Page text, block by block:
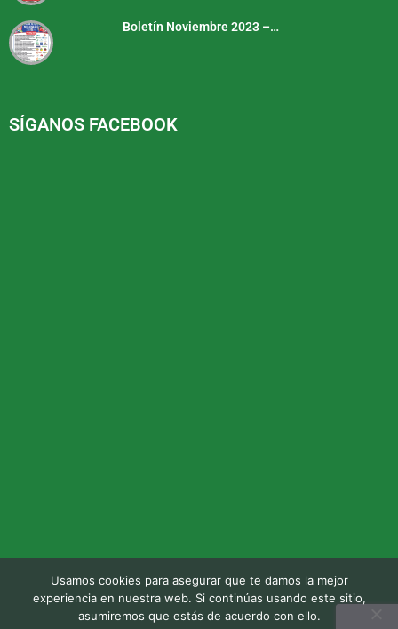
Boletín Noviembre 2023 –…
SÍGANOS FACEBOOK
Usamos cookies para asegurar que te damos la mejor
experiencia en nuestra web. Si continúas usando este sitio,
asumiremos que estás de acuerdo con ello.